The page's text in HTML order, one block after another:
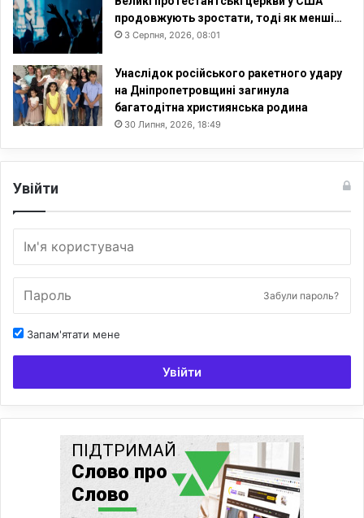
продовжують зростати, тоді як менші…
3 Серпня, 2026, 08:01
Унаслідок російського ракетного удару
на Дніпропетровщині загинула
багатодітна християнська родина
30 Липня, 2026, 18:49
Увійти
Забули пароль?
Запам'ятати мене
Увійти